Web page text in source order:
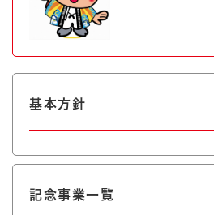
基本方針
記念事業一覧